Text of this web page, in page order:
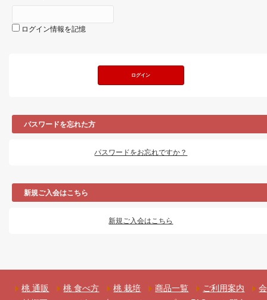
ログイン情報を記憶
パスワードを忘れた方
パスワードをお忘れですか？
新規ご入会はこちら
新規ご入会はこちら
桃 通販 桃 食べ方 桃 栽培 商品一覧 ご利用案内
会